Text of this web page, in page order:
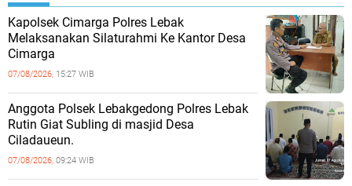
Kapolsek Cimarga Polres Lebak
Melaksanakan Silaturahmi Ke Kantor Desa
Cimarga
07/08/2026, 15:27 WIB
Anggota Polsek Lebakgedong Polres Lebak
Rutin Giat Subling di masjid Desa
Ciladaueun.
07/08/2026, 09:24 WIB